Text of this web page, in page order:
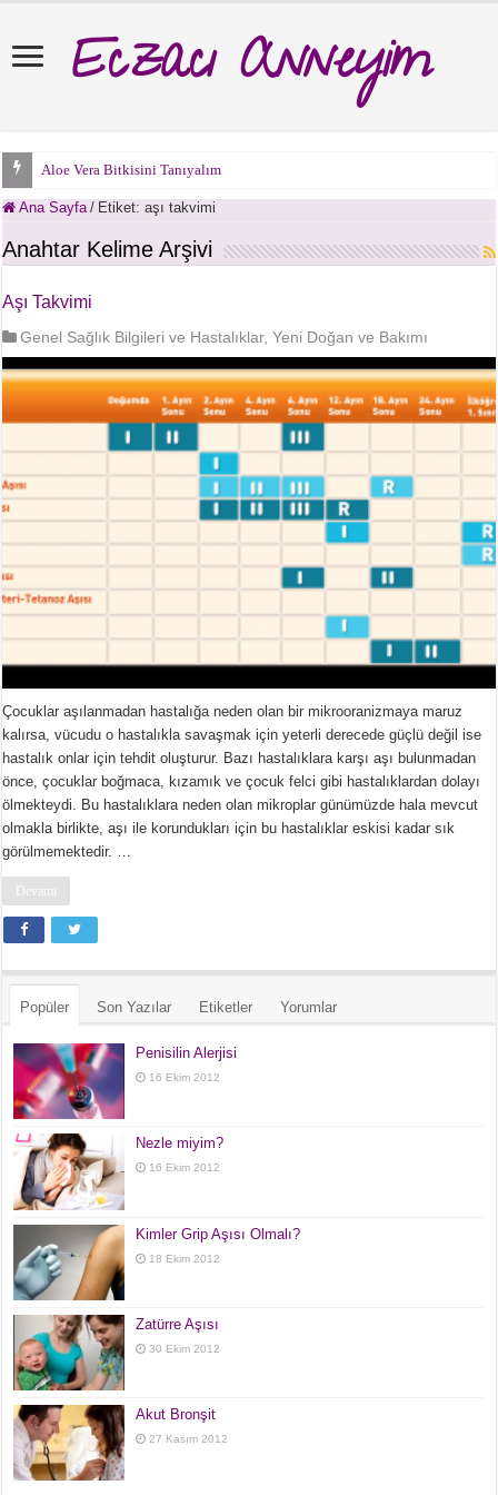
Eczacı Anneyim
Aloe Vera Bitkisini Tanıyalım
Ana Sayfa / Etiket:aşı takvimi
Anahtar Kelime Arşivi
Aşı Takvimi
Genel Sağlık Bilgileri ve Hastalıklar,Yeni Doğan ve Bakımı
Çocuklar aşılanmadan hastalığa neden olan bir mikrooranizmaya maruz
kalırsa, vücudu o hastalıkla savaşmak için yeterli derecede güçlü değil ise
hastalık onlar için tehdit oluşturur. Bazı hastalıklara karşı aşı bulunmadan
önce, çocuklar boğmaca, kızamık ve çocuk felci gibi hastalıklardan dolayı
ölmekteydi. Bu hastalıklara neden olan mikroplar günümüzde hala mevcut
olmakla birlikte, aşı ile korundukları için bu hastalıklar eskisi kadar sık
görülmemektedir. …
Devamı
Popüler Son Yazılar Etiketler Yorumlar
Penisilin Alerjisi
16 Ekim 2012
Nezle miyim?
16 Ekim 2012
Kimler Grip Aşısı Olmalı?
18 Ekim 2012
Zatürre Aşısı
30 Ekim 2012
Akut Bronşit
27 Kasım 2012